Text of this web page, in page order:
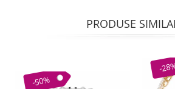
PRODUSE
-50%
-